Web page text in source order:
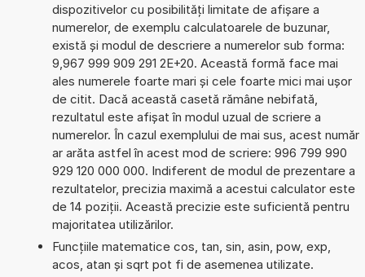
dispozitivelor cu posibilități limitate de afișare a
numerelor, de exemplu calculatoarele de buzunar,
există și modul de descriere a numerelor sub forma:
9,967 999 909 291 2E+20. Această formă face mai
ales numerele foarte mari și cele foarte mici mai ușor
de citit. Dacă această casetă rămâne nebifată,
rezultatul este afișat în modul uzual de scriere a
numerelor. În cazul exemplului de mai sus, acest număr
ar arăta astfel în acest mod de scriere: 996 799 990
929 120 000 000. Indiferent de modul de prezentare a
rezultatelor, precizia maximă a acestui calculator este
de 14 poziții. Această precizie este suficientă pentru
majoritatea utilizărilor.
Funcțiile matematice cos, tan, sin, asin, pow, exp,
acos, atan și sqrt pot fi de asemenea utilizate.